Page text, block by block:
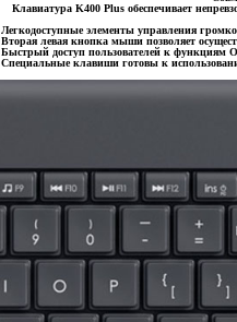
Клавиатура K400 Plus обеспечивает
Легкодоступные элементы управления
Вторая левая кнопка мыши позволяет
Быстрый доступ пользователей к
Специальные клавиши готовы к